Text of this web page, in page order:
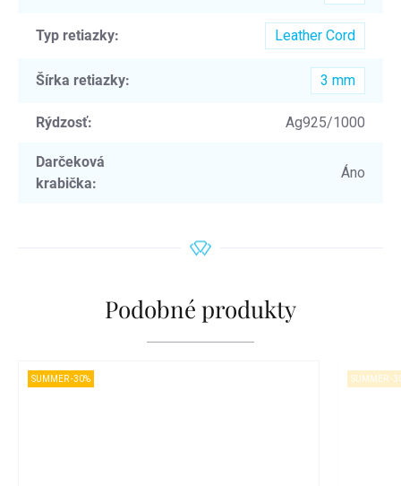
Typ retiazky: Leather Cord
Šírka retiazky: 3 mm
Rýdzosť: Ag925/1000
Darčeková
krabička:
Áno
Podobné produkty
SUMMER -30% SUMMER -